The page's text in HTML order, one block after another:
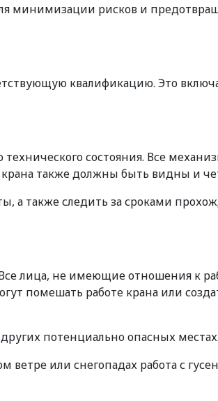
минимизации рисков и
квалификацию. Это
состояния. Все
также должны быть видны и
а также следить за сроками
лица, не имеющие отношения к
помешать работе крана или
потенциально опасных местах.
ветре или снегопадах работа с